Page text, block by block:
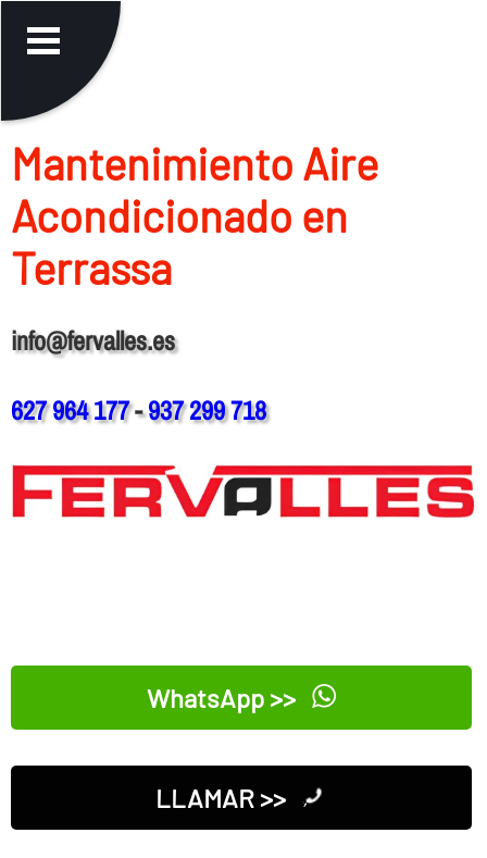
Mantenimiento Aire
Acondicionado en
Terrassa
info@fervalles.es
627 964 177-937 299 718
WhatsApp >>
LLAMAR >>